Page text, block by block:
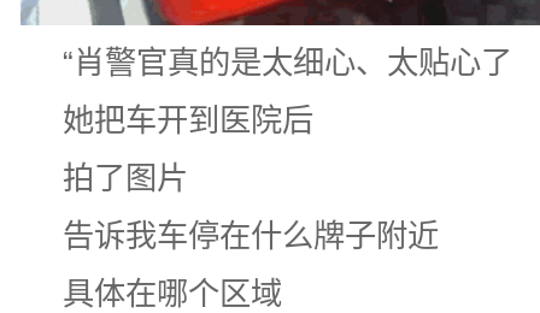
“肖警官真的是太细心、太贴心了
她把车开到医院后
拍了图片
告诉我车停在什么牌子附近
具体在哪个区域